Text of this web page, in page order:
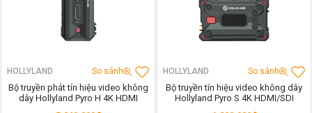
HOLLYLAND So sánh
Bộ truyền phát tín hiệu video không
dây Hollyland Pyro H 4K HDMI
HOLLYLAND So sánh
Bộ truyền tín hiệu video không dây
Hollyland Pyro S 4K HDMI/SDI